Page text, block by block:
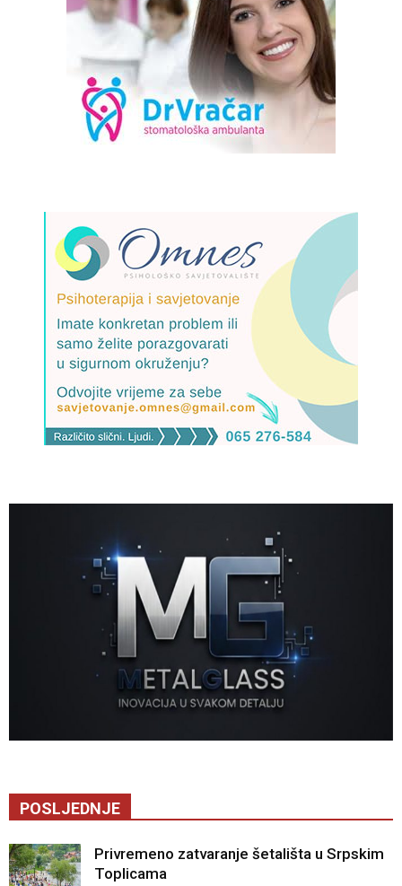
POSLJEDNJE
Privremeno zatvaranje šetališta u Srpskim
Toplicama